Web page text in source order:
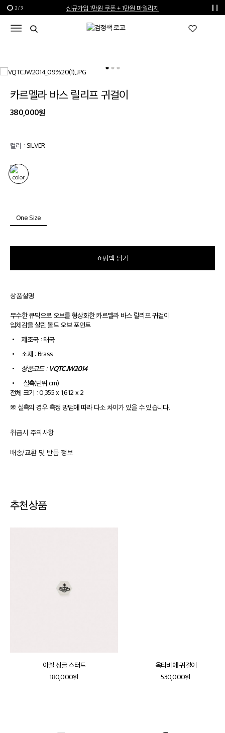
신규가입 1만원 쿠폰 + 1만원 마일리지
선물 포장재 제공 서비스
2 / 3
카르멜라 바스 릴리프 귀걸이
380,000원
컬러 : SILVER
One Size
쇼핑백 담기
상품설명
무수한 큐빅으로 오브를 형상화한 카르멜라 바스 릴리프 귀걸이
입체감을 살린 볼드 오브 포인트
•
제조국 : 태국
•
소재 : Brass
•
상품코드 :VQTCJW2014
•
실측(단위 cm)
전체 크기 : 0.355 x 1.612 x 2
※ 실측의 경우 측정 방법에 따라 다소 차이가 있을 수 있습니다.
취급시 주의사항
배송/교환 및 반품 정보
교환/반품 기간은 상품 수령 후사용 전 7일 이내로 신청 가능
교환/반품 신청은 마이페이지 > 주문 내역에서 신청
추천상품
아델 싱글 스터드
180,000원
옥타비에 귀걸이
530,000원